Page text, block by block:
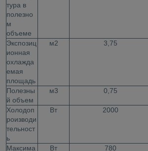
тура в
полезно
м
объеме
Экспозиц
ионная
охлажда
емая
площадь
м2 3,75
Полезны
й объем
м3 0,75
Холодоп
роизводи
тельност
ь
Вт 2000
Максима
Вт 780